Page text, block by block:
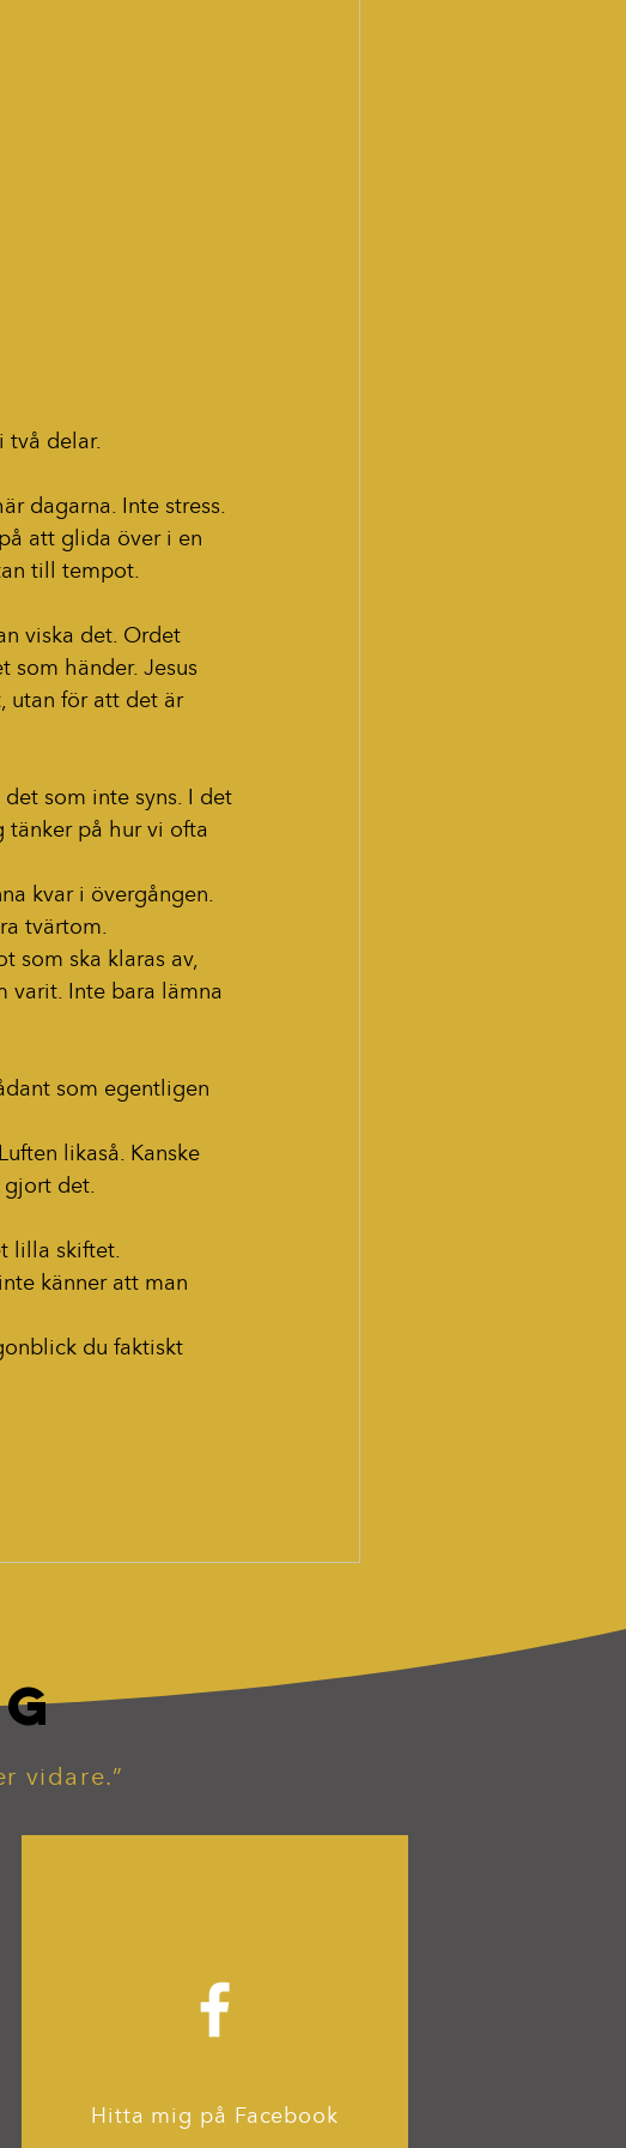
två delar.
dagarna. Inte stress.
att glida över i en
till tempot.
viska det. Ordet
som händer. Jesus
utan för att det är
som inte syns. I det
tänker på hur vi ofta
kvar i övergången.
tvärtom.
som ska klaras av,
varit. Inte bara lämna
som egentligen
likaså. Kanske
gjort det.
lilla skiftet.
känner att man
du faktiskt
vidare.”
Hitta mig på Facebook